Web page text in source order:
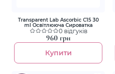
Transparent Lab Ascorbic C15 30
ml Освітлююча Сироватка
0 відгуків
960 грн
Купити